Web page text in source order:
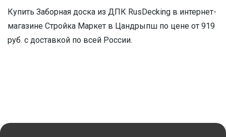
Купить Заборная доска из ДПК RusDecking в интернет-
магазине Стройка Маркет в Цандрыпш по цене от 919
руб. с доставкой по всей России.